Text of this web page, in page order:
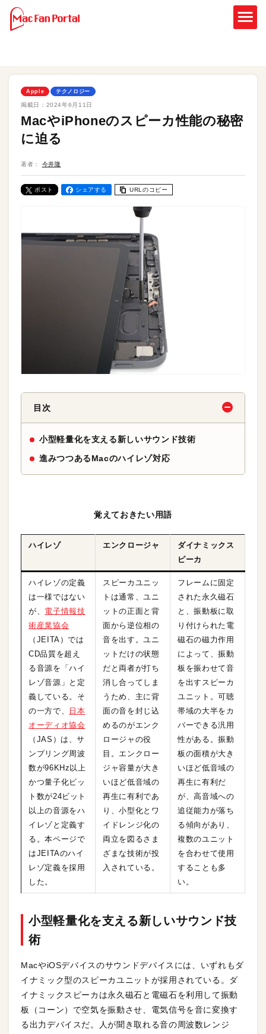
Apple テクノロジー
掲載日： 2024年6月11日
MacやiPhoneのスピーカ性能の秘密
に迫る
著者： 今井隆
ポスト シェアする URLのコピー
目次
小型軽量化を支える新しいサウンド技術
進みつつあるMacのハイレゾ対応
覚えておきたい用語
ハイレゾ エンクロージャ
ダイナミックス
ピーカ
ハイレゾの定義
は一様ではない
が、 電子情報技
術産業協会
（JEITA）では
CD品質を超え
る音源を「ハイ
レゾ音源」と定
義している。そ
の一方で、
日本
オーディオ協会
（JAS）は、サ
ンプリング周波
数が96KHz以上
かつ量子化ビッ
ト数が24ビット
以上の音源をハ
イレゾと定義す
る。本ページで
はJEITAのハイ
レゾ定義を採用
した。
スピーカユニッ
トは通常、ユニ
ットの正面と背
面から逆位相の
音を出す。ユニ
ットだけの状態
だと両者が打ち
消し合ってしま
うため、主に背
面の音を封じ込
めるのがエンク
ロージャの役
目。エンクロー
ジャ容量が大き
いほど低音域の
再生に有利であ
り、小型化とワ
イドレンジ化の
両立を図るさま
ざまな技術が投
入されている。
フレームに固定
された永久磁石
と、振動板に取
り付けられた電
磁石の磁力作用
によって、振動
板を振わせて音
を出すスピーカ
ユニット。可聴
帯域の大半をカ
バーできる汎用
性がある。振動
板の面積が大き
いほど低音域の
再生に有利だ
が、高音域への
追従能力が落ち
る傾向があり、
複数のユニット
を合わせて使用
することも多
い。
小型軽量化を支える新しいサウンド技
術
MacやiOSデバイスのサウンドデバイスには、いずれもダ
イナミック型のスピーカユニットが採用されている。ダ
イナミックスピーカは永久磁石と電磁石を利用して振動
板（コーン）で空気を振動させ、電気信号を音に変換す
る出力デバイスだ。人が聞き取れる音の周波数レンジ